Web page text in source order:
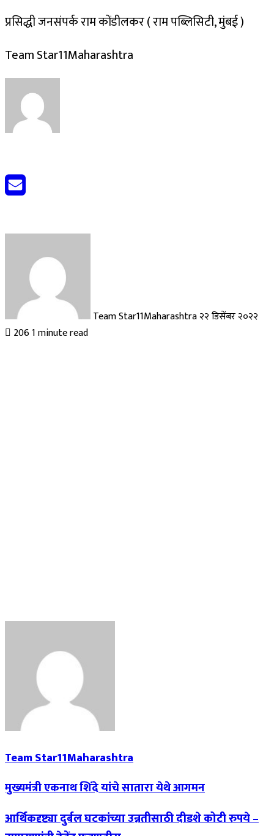
प्रसिद्धी जनसंपर्क राम कोंडीलकर ( राम पब्लिसिटी, मुंबई )
Team Star11Maharashtra
Team Star11Maharashtra२२ डिसेंबर २०२२
2061 minute read
Team Star11Maharashtra
मुख्यमंत्री एकनाथ शिंदे यांचे सातारा येथे आगमन
आर्थिकदृष्ट्या दुर्बल घटकांच्या उन्नतीसाठी दीडशे कोटी रुपये –